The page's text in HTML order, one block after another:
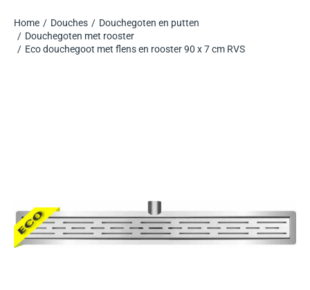
Je bent hier:
Home Douches
Douchegoten en putten
Douchegoten met rooster
Eco douchegoot met flens en rooster 90 x 7 cm RVS